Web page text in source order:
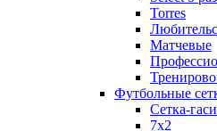
Torres
Матчевые
Футбольные
Сетка-
7x2